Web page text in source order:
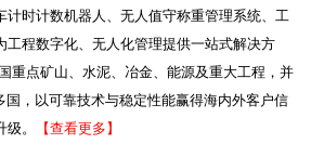
计时计数机器人、无人值守称重管理系统、工
工程数字化、无人化管理提供一站式解决方
重点矿山、水泥、冶金、能源及重大工程，并
国，以可靠技术与稳定性能赢得海内外客户信
。
【查看更多】